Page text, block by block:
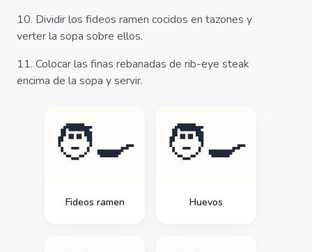
10. Dividir los fideos ramen cocidos en tazones y
verter la sopa sobre ellos.
11. Colocar las finas rebanadas de rib-eye steak
encima de la sopa y servir.
🧑‍🍳
Fideos ramen
🧑‍🍳
Huevos